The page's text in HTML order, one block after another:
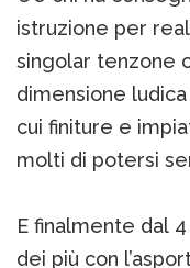
istruzione per
singolar tenzone
dimensione
cui finiture e
molti di potersi
E finalmente dal
dei più con